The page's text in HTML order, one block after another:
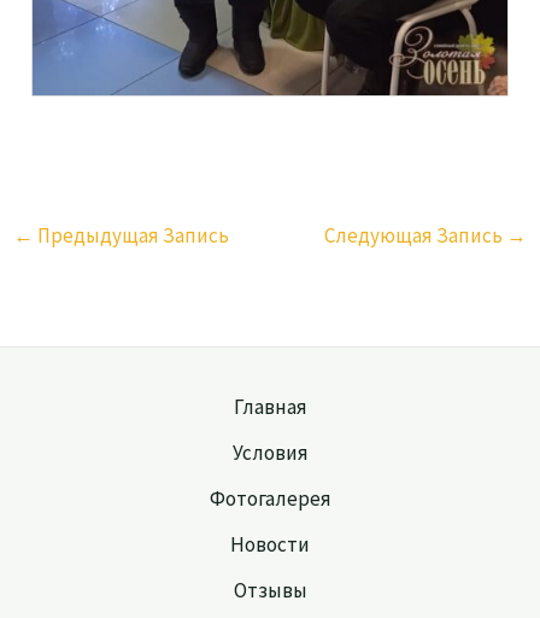
← Предыдущая Запись Следующая Запись →
Главная
Условия
Фотогалерея
Новости
Отзывы